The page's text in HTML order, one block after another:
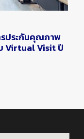
รประกันคุณภาพ
Virtual Visit ปี